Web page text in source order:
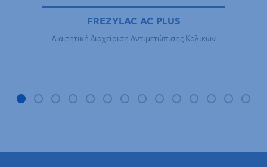
FREZYLAC AC PLUS
Διαιτητική Διαχείριση Αντιμετώπισης Κολικών